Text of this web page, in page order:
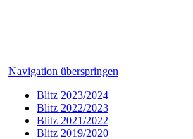
Navigation überspringen
Blitz 2023/2024
Blitz 2022/2023
Blitz 2021/2022
Blitz 2019/2020